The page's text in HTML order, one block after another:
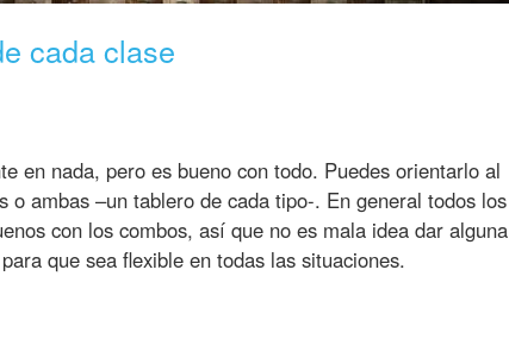
cada clase
en nada, pero es bueno con todo. Puedes orientarlo al
o ambas –un tablero de cada tipo-. En general todos los
con los combos, así que no es mala idea dar alguna
que sea flexible en todas las situaciones.